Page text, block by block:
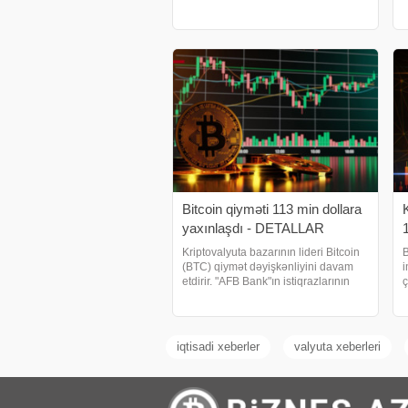
və gətirdiyi texnologiya ilə bir çox
investo
Bitcoin qiyməti 113 min dollara
yaxınlaşdı - DETALLAR
Kriptovalyuta bazarının lideri Bitcoin
(BTC) qiymət dəyişkənliyini davam
etdirir. "AFB Bank"ın istiqrazlarının
qiyməti 11
iqtisadi xeberler valyuta xeberleri